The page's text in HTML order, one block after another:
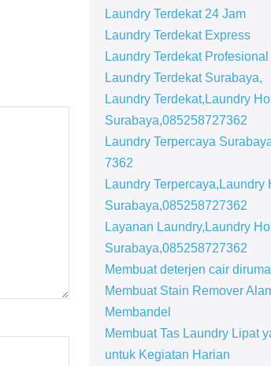
Laundry Terdekat 24 Jam
Laundry Terdekat Express
Laundry Terdekat Profesional
Laundry Terdekat Surabaya,
Laundry Terdekat,Laundry
Surabaya,085258727362
Laundry Terpercaya
7362
Laundry Terpercaya,Laundry
Surabaya,085258727362
Layanan Laundry,Laundry
Surabaya,085258727362
Membuat deterjen cair
Membuat Stain Remover
Membandel
Membuat Tas Laundry Lipat
untuk Kegiatan Harian